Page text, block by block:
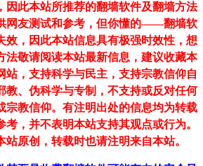
因此本站所推荐的翻墙软件及翻墙方法
网友测试和参考，但你懂的——翻墙软
效，因此本站信息具有极强时效性，想
法敬请阅读本站最新信息，建议收藏本
站，支持科学与民主，支持宗教信仰自
教、伪科学与专制，不支持或反对任何
宗教信仰。有注明出处的信息均为转载
，并不表明本站支持其观点或行为。
原创，转载时也请注明来自本站。